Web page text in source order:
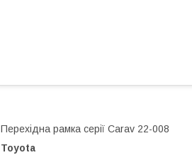
Перехідна рамка серії Carav 22-008
Toyota